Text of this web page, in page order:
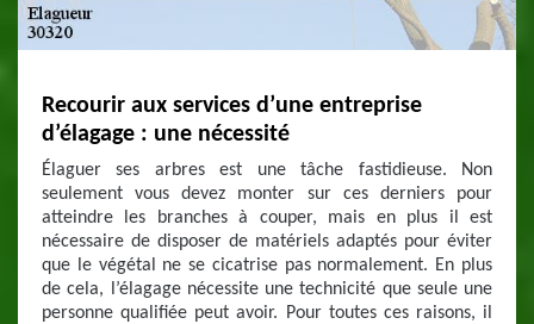
Recourir aux services d’une entreprise
d’élagage : une nécessité
Élaguer ses arbres est une tâche fastidieuse. Non
seulement vous devez monter sur ces derniers pour
atteindre les branches à couper, mais en plus il est
nécessaire de disposer de matériels adaptés pour éviter
que le végétal ne se cicatrise pas normalement. En plus
de cela, l’élagage nécessite une technicité que seule une
personne qualifiée peut avoir. Pour toutes ces raisons, il